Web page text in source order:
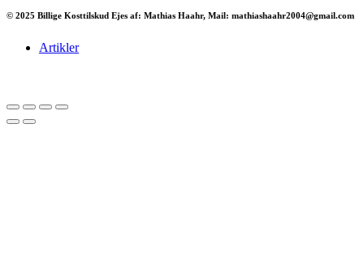
© 2025 Billige Kosttilskud Ejes af: Mathias Haahr, Mail: mathiashaahr2004@gmail.com
Artikler